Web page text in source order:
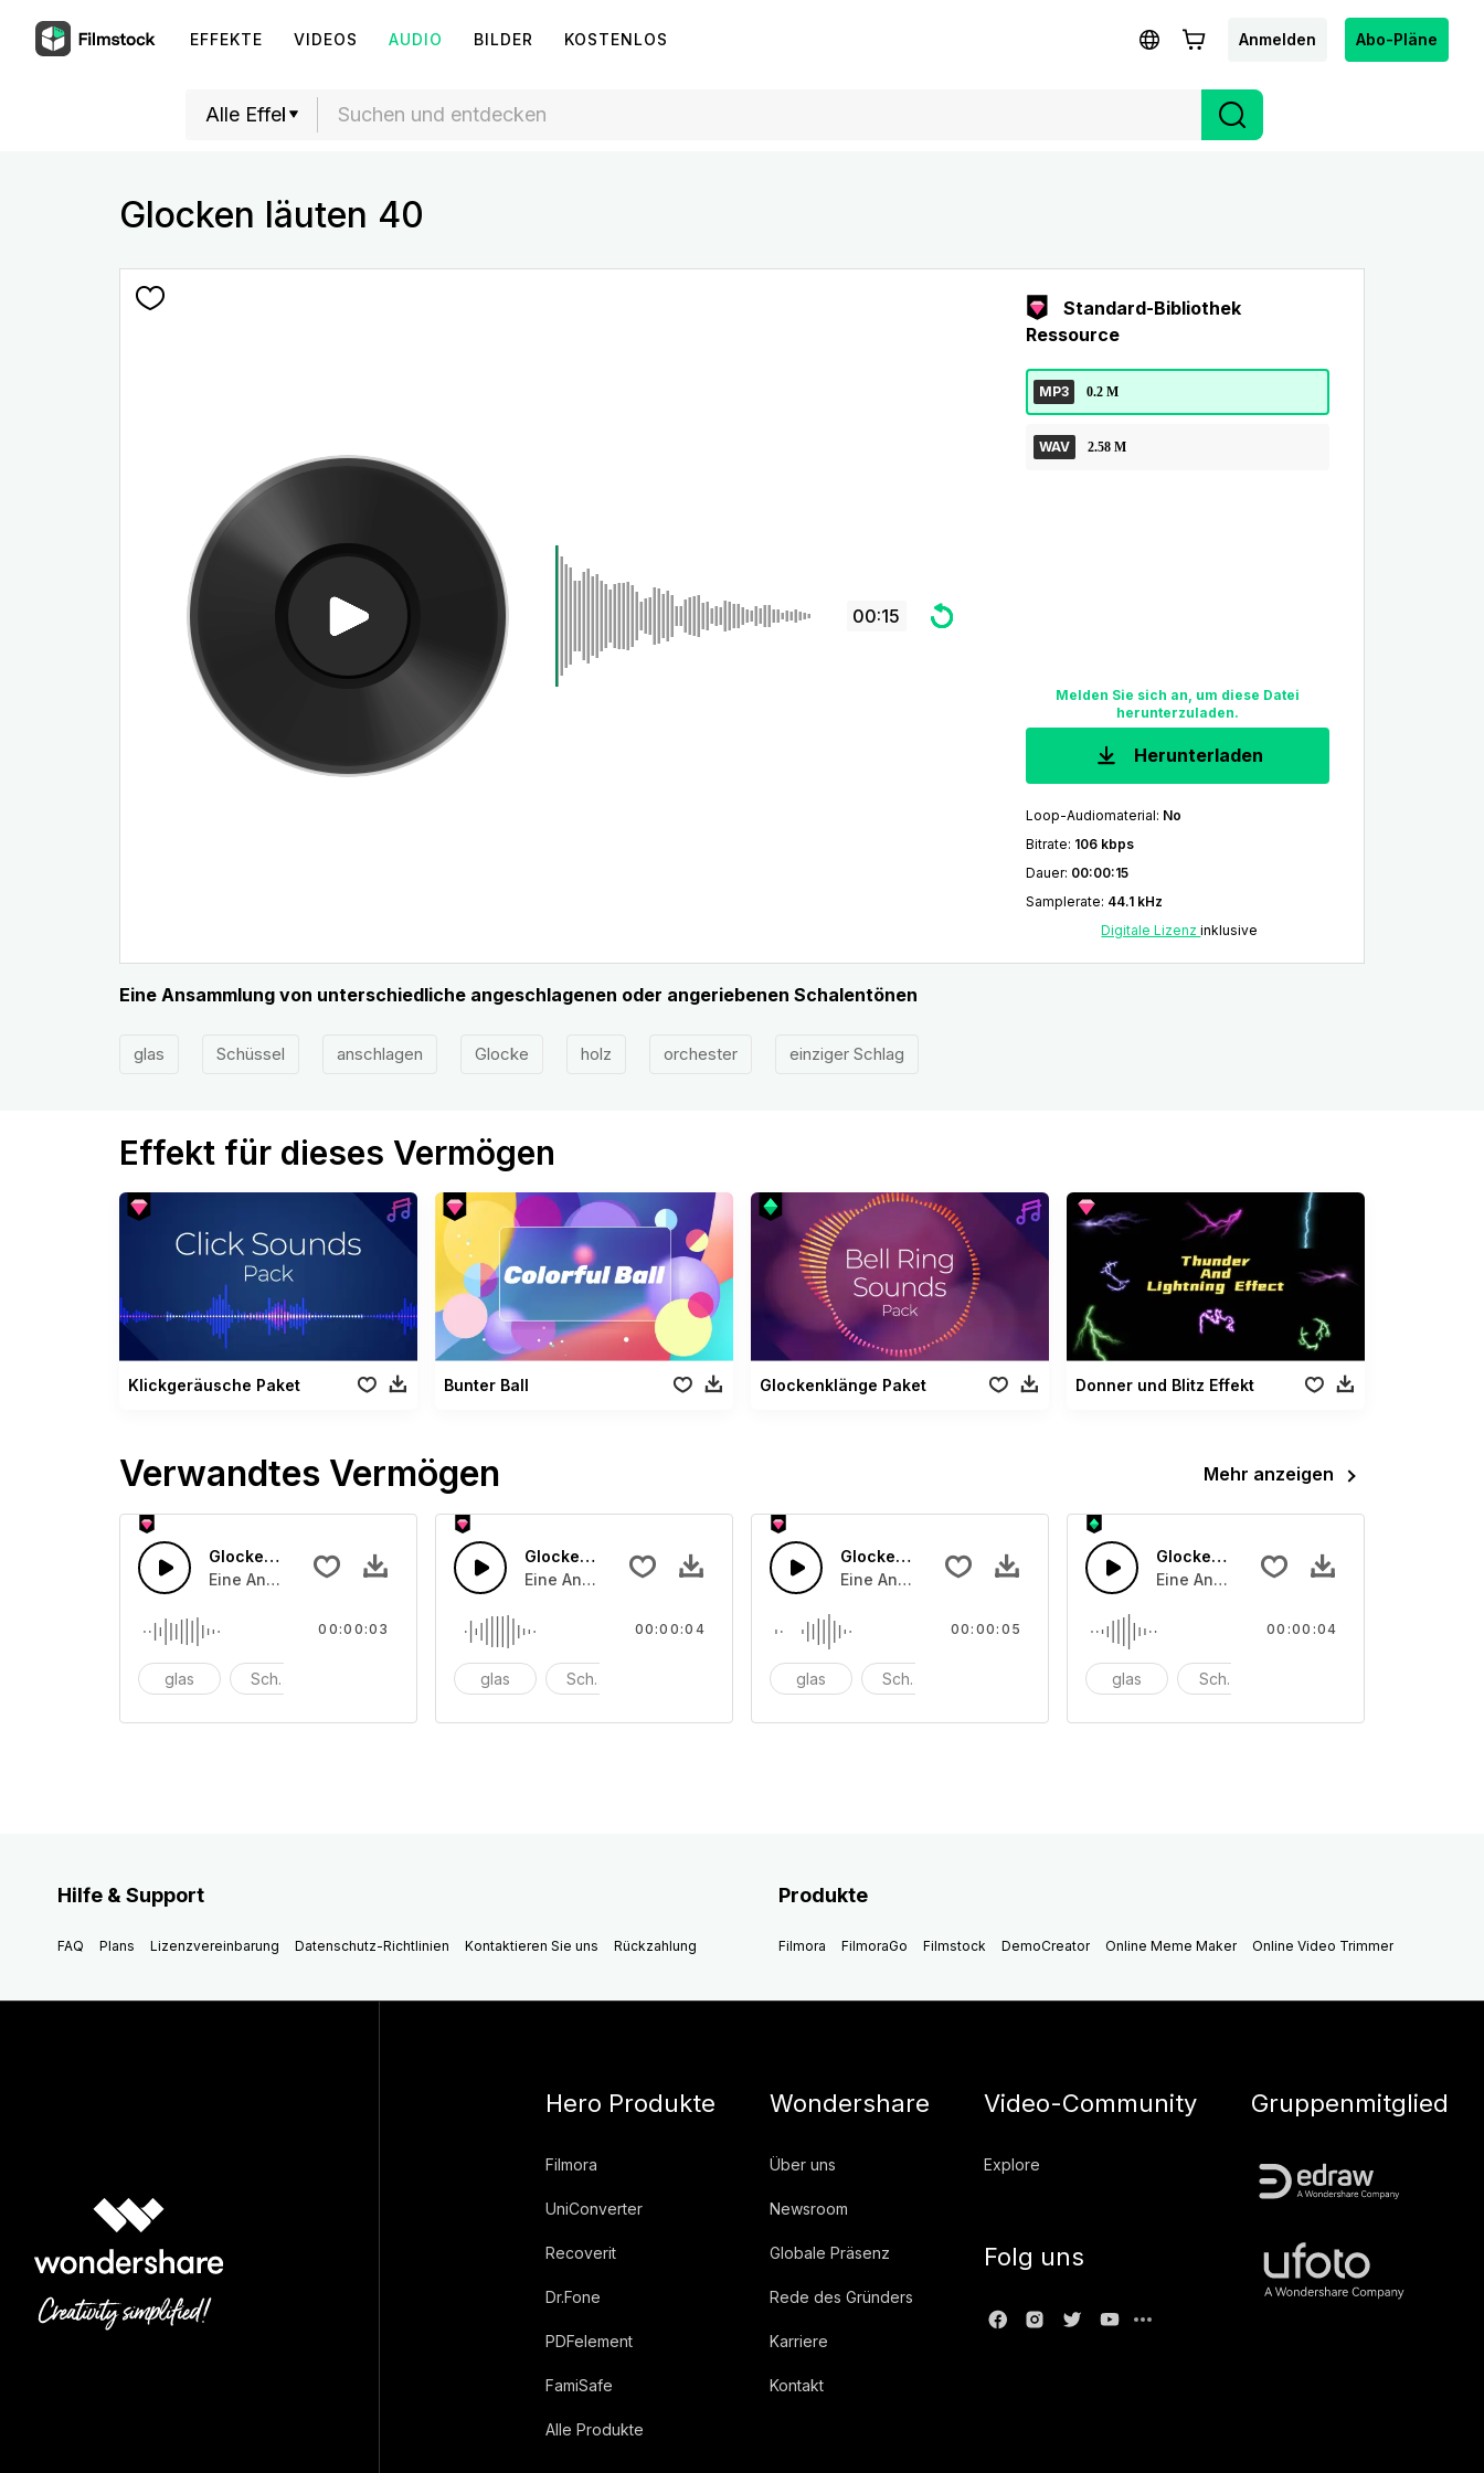
EFFEKTE VIDEOS AUDIO BILDER KOSTENLOS Anmelden Abo-Pläne
Glocken läuten 40
00:15
Standard-Bibliothek
Ressource
MP3 0.2 M
WAV 2.58 M
Melden Sie sich an, um diese Datei
herunterzuladen.
Herunterladen
Loop-Audiomaterial: No
Bitrate: 106 kbps
Dauer: 00:00:15
Samplerate: 44.1 kHz
Digitale Lizenzinklusive
Eine Ansammlung von unterschiedliche angeschlagenen oder angeriebenen Schalentönen
glas Schüssel anschlagen Glocke holz orchester einziger Schlag
Effekt für dieses Vermögen
Klickgeräusche Paket Bunter Ball Glockenklänge Paket Donner und Blitz Effekt
Verwandtes Vermögen Mehr anzeigen
Glocken läuten 45
Eine Ansammlung von unterschiedliche angeschlagenen oder angeriebenen Schalentönen
glas Schüssel
00:00:03
Glocken läuten 44
Eine Ansammlung von unterschiedliche angeschlagenen oder angeriebenen Schalentönen
glas Schüssel
00:00:04
Glocken läuten 43
Eine Ansammlung von unterschiedliche angeschlagenen oder angeriebenen
glas Schüssel
00:00:05
Glocken läuten 42
Eine Ansammlung von unterschiedliche
glas Schüssel
00:00:04
Hilfe & Support
FAQ Plans Lizenzvereinbarung Datenschutz-Richtlinien Kontaktieren Sie uns Rückzahlung
Produkte
Filmora FilmoraGo Filmstock DemoCreator Online Meme Maker Online Video Trimmer
Hero Produkte
Filmora
UniConverter
Recoverit
Dr.Fone
PDFelement
FamiSafe
Alle Produkte
Wondershare
Über uns
Newsroom
Globale Präsenz
Rede des Gründers
Karriere
Kontakt
Video-Community
Explore
Folg uns
Gruppenmitglied